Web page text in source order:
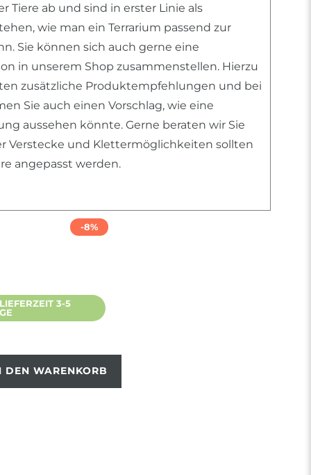
Tiere ab und sind in erster Linie als
wie man ein Terrarium passend zur
Sie können sich auch gerne eine
in unserem Shop zusammenstellen. Hierzu
zusätzliche Produktempfehlungen und bei
Sie auch einen Vorschlag, wie eine
aussehen könnte. Gerne beraten wir Sie
Verstecke und Klettermöglichkeiten sollten
angepasst werden.
-8%
3-5
DEN WARENKORB